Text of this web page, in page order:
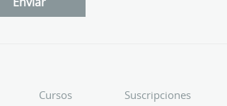
Cursos Suscripciones